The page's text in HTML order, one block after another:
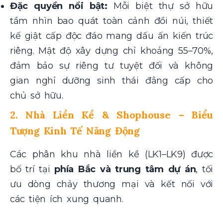
Đặc quyền nổi bật: Mỗi biệt thự sở hữu
tầm nhìn bao quát toàn cảnh đồi núi, thiết
kế giật cấp độc đáo mang dấu ấn kiến trúc
riêng. Mật độ xây dựng chỉ khoảng 55–70%,
đảm bảo sự riêng tư tuyệt đối và không
gian nghỉ dưỡng sinh thái đẳng cấp cho
chủ sở hữu.
2. Nhà Liền Kề & Shophouse – Biểu
Tượng Kinh Tế Năng Động
Các phân khu nhà liền kề (LK1–LK9) được
bố trí tại phía Bắc và trung tâm dự án, tối
ưu dòng chảy thương mại và kết nối với
các tiện ích xung quanh.